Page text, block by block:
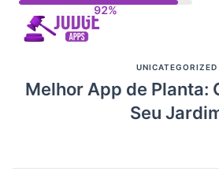
UNICATEGORIZED
Melhor App de Planta:
Seu